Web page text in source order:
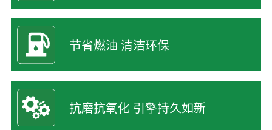
节省燃油 清洁环保
抗磨抗氧化 引擎持久如新